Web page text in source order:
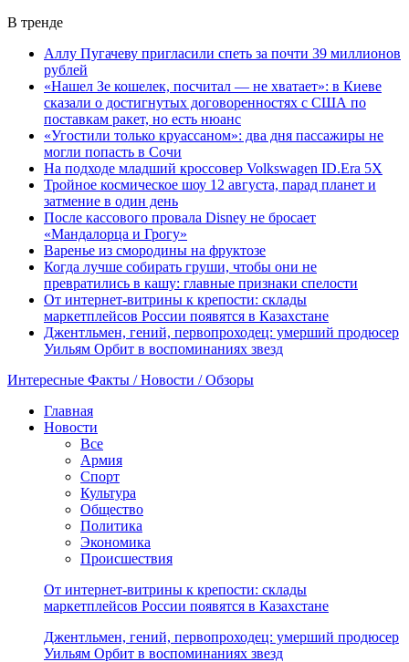
В тренде
Аллу Пугачеву пригласили спеть за почти 39 миллионов
рублей
«Нашел Зе кошелек, посчитал — не хватает»: в Киеве
сказали о достигнутых договоренностях с США по
поставкам ракет, но есть нюанс
«Угостили только круассаном»: два дня пассажиры не
могли попасть в Сочи
На подходе младший кроссовер Volkswagen ID.Era 5X
Тройное космическое шоу 12 августа, парад планет и
затмение в один день
После кассового провала Disney не бросает
«Мандалорца и Грогу»
Варенье из смородины на фруктозе
Когда лучше собирать груши, чтобы они не
превратились в кашу: главные признаки спелости
От интернет-витрины к крепости: склады
маркетплейсов России появятся в Казахстане
Джентльмен, гений, первопроходец: умерший продюсер
Уильям Орбит в воспоминаниях звезд
Интересные Факты / Новости / Обзоры
Главная
Новости
Все
Армия
Спорт
Культура
Общество
Политика
Экономика
Происшествия
От интернет-витрины к крепости: склады
маркетплейсов России появятся в Казахстане
Джентльмен, гений, первопроходец: умерший продюсер
Уильям Орбит в воспоминаниях звезд